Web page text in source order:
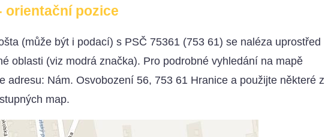
orientační pozice
(může být i podací) s PSČ 75361 (753 61) se naléza uprostřed
oblasti (viz modrá značka). Pro podrobné vyhledání na mapě
adresu: Nám. Osvobození 56, 753 61 Hranice a použijte některé z
map.